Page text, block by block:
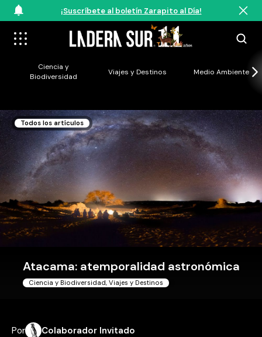
¡Suscríbete al boletín Zarapito al Día!
Ciencia y
Biodiversidad
Viajes y Destinos Medio Ambiente
Todos los artículos
Atacama: atemporalidad astronómica
Ciencia y Biodiversidad, Viajes y Destinos
Por Colaborador Invitado